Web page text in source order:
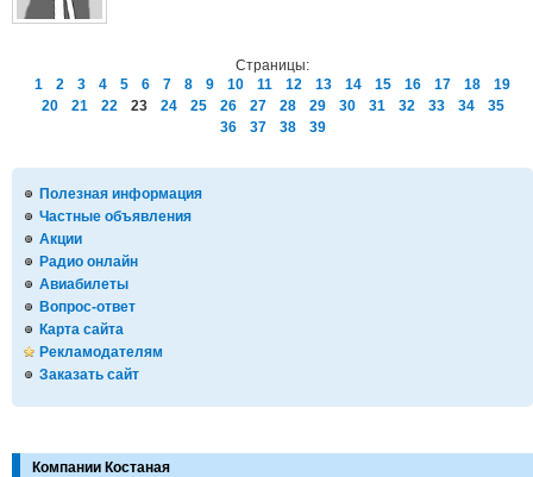
Полезная информация
Частные объявления
Акции
Радио онлайн
Авиабилеты
Вопрос-ответ
Карта сайта
Рекламодателям
Заказать сайт
Компании Костаная
Страницы:
1
2 3 4 5 6 7 8 9 10 11 12 13 14 15 16 17 18
19
20
21 22 23 24 25 26 27 28 29 30 31 32 33 34
35
36
37 38 39